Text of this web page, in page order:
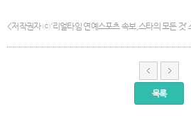
<저작권자 ⓒ ‘리얼타임 연예스포츠 속보,스타의 모든 것
목록